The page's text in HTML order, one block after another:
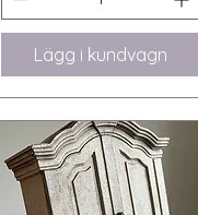
Lägg i kundvagn